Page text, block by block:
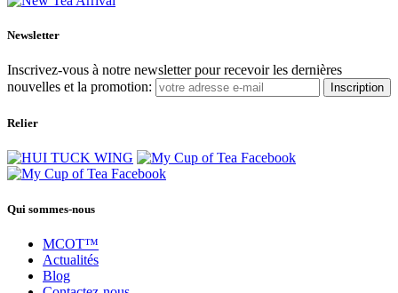
Newsletter
Inscrivez-vous à notre newsletter pour recevoir les dernières
nouvelles et la promotion:
Inscription
Relier
Qui sommes-nous
MCOT™
Actualités
Blog